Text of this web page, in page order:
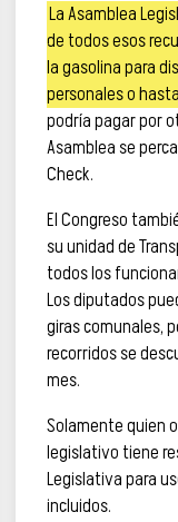
La Asamblea
de todos esos
la gasolina para
personales o
podría pagar por
Asamblea se
Check.
El Congreso
su unidad de
todos los
Los diputados
giras comunales,
recorridos se
mes.
Solamente quien
legislativo tiene
Legislativa para
incluidos.